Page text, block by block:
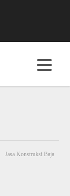
Jasa Konstruksi Baja